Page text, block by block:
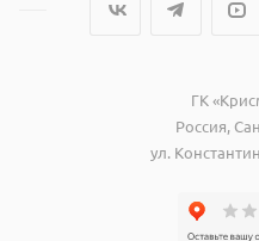
ГК
Россия,
ул.